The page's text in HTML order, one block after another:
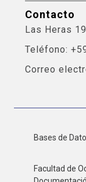
Contacto
Las Heras
Teléfono:
Correo
Bases de
Facultad de